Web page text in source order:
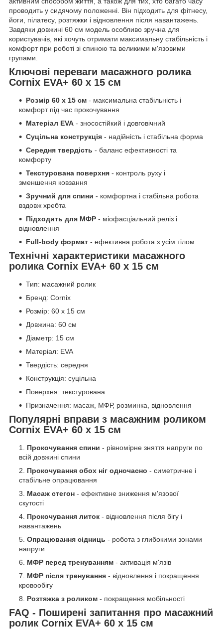
проводить у сидячому положенні. Він підходить для фітнесу,
йоги, пілатесу, розтяжки і відновлення після навантажень.
Завдяки довжині 60 см модель особливо зручна для
користувачів, які хочуть отримати максимальну стабільність і
комфорт при роботі зі спиною та великими м'язовими
групами.
Ключові переваги масажного ролика
Cornix EVA+ 60 x 15 см
Розмір 60 x 15 см - максимальна стабільність і
комфорт під час прокочування
Матеріал EVA - зносостійкий і довговічний
Суцільна конструкція - надійність і стабільна форма
Середня твердість - баланс ефективності та
комфорту
Текстурована поверхня - контроль руху і
зменшення ковзання
Зручний для спини - комфортна і стабільна робота
вздовж хребта
Підходить для МФР - міофасціальний реліз і
відновлення
Full-body формат - ефективна робота з усім тілом
Технічні характеристики масажного
ролика Cornix EVA+ 60 x 15 см
Тип: масажний ролик
Бренд: Cornix
Розмір: 60 x 15 см
Довжина: 60 см
Діаметр: 15 см
Матеріал: EVA
Твердість: середня
Конструкція: суцільна
Поверхня: текстурована
Призначення: масаж, МФР, розминка, відновлення
Популярні вправи з масажним роликом
Cornix EVA+ 60 x 15 см
Прокочування спини - рівномірне зняття напруги по
всій довжині спини
Прокочування обох ніг одночасно - симетричне і
стабільне опрацювання
Масаж стегон - ефективне зниження м'язової
скутості
Прокочування литок - відновлення після бігу і
навантажень
Опрацювання сідниць - робота з глибокими зонами
напруги
МФР перед тренуванням - активація м'язів
МФР після тренування - відновлення і покращення
кровообігу
Розтяжка з роликом - покращення мобільності
FAQ - Поширені запитання про масажний
ролик Cornix EVA+ 60 x 15 см